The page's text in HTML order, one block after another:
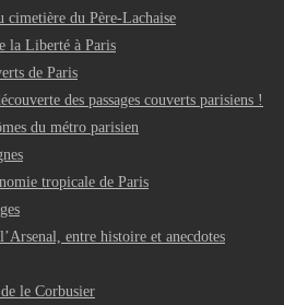
cimetière du Père-Lachaise
la Liberté à Paris
de Paris
des passages couverts parisiens !
du métro parisien
tropicale de Paris
entre histoire et anecdotes
le Corbusier